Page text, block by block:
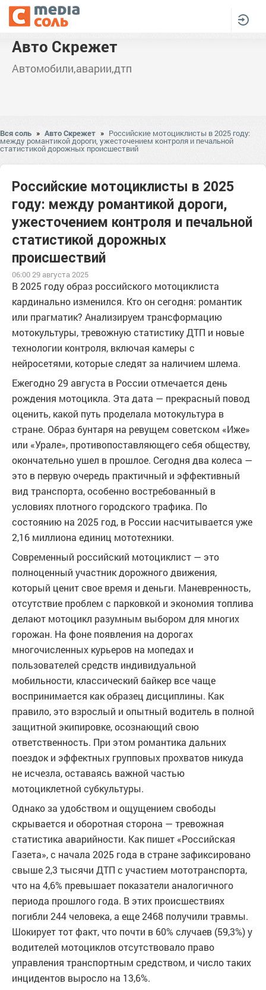
Авто Скрежет
Автомобили,аварии,дтп
Вся соль » Авто Скрежет » Российские мотоциклисты в 2025 году:
между романтикой дороги, ужесточением контроля и печальной
статистикой дорожных происшествий
Российские мотоциклисты в 2025
году: между романтикой дороги,
ужесточением контроля и печальной
статистикой дорожных
происшествий
06:00 29 августа 2025
В 2025 году образ российского мотоциклиста
кардинально изменился. Кто он сегодня: романтик
или прагматик? Анализируем трансформацию
мотокультуры, тревожную статистику ДТП и новые
технологии контроля, включая камеры с
нейросетями, которые следят за наличием шлема.
Ежегодно 29 августа в России отмечается день
рождения мотоцикла. Эта дата — прекрасный повод
оценить, какой путь проделала мотокультура в
стране. Образ бунтаря на ревущем советском «Иже»
или «Урале», противопоставляющего себя обществу,
окончательно ушел в прошлое. Сегодня два колеса —
это в первую очередь практичный и эффективный
вид транспорта, особенно востребованный в
условиях плотного городского трафика. По
состоянию на 2025 год, в России насчитывается уже
2,16 миллиона единиц мототехники.
Современный российский мотоциклист — это
полноценный участник дорожного движения,
который ценит свое время и деньги. Маневренность,
отсутствие проблем с парковкой и экономия топлива
делают мотоцикл разумным выбором для многих
горожан. На фоне появления на дорогах
многочисленных курьеров на мопедах и
пользователей средств индивидуальной
мобильности, классический байкер все чаще
воспринимается как образец дисциплины. Как
правило, это взрослый и опытный водитель в полной
защитной экипировке, осознающий свою
ответственность. При этом романтика дальних
поездок и эффектных групповых прохватов никуда
не исчезла, оставаясь важной частью
мотоциклетной субкультуры.
Однако за удобством и ощущением свободы
скрывается и оборотная сторона — тревожная
статистика аварийности. Как пишет «Российская
Газета», с начала 2025 года в стране зафиксировано
свыше 2,3 тысячи ДТП с участием мототранспорта,
что на 4,6% превышает показатели аналогичного
периода прошлого года. В этих происшествиях
погибли 244 человека, а еще 2468 получили травмы.
Шокирует тот факт, что почти в 60% случаев (59,3%) у
водителей мотоциклов отсутствовало право
управления транспортным средством, и число таких
инцидентов выросло на 13,6%.